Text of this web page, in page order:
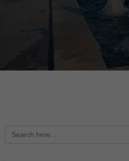
for: